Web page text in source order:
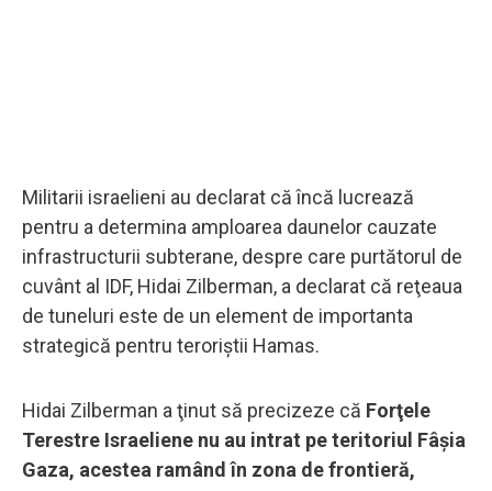
Militarii israelieni au declarat că încă lucrează
pentru a determina amploarea daunelor cauzate
infrastructurii subterane, despre care purtătorul de
cuvânt al IDF, Hidai Zilberman, a declarat că reţeaua
de tuneluri este de un element de importanta
strategică pentru teroriştii Hamas.
Hidai Zilberman a ţinut să precizeze că Forţele
Terestre Israeliene nu au intrat pe teritoriul Fâșia
Gaza, acestea ramând în zona de frontieră,